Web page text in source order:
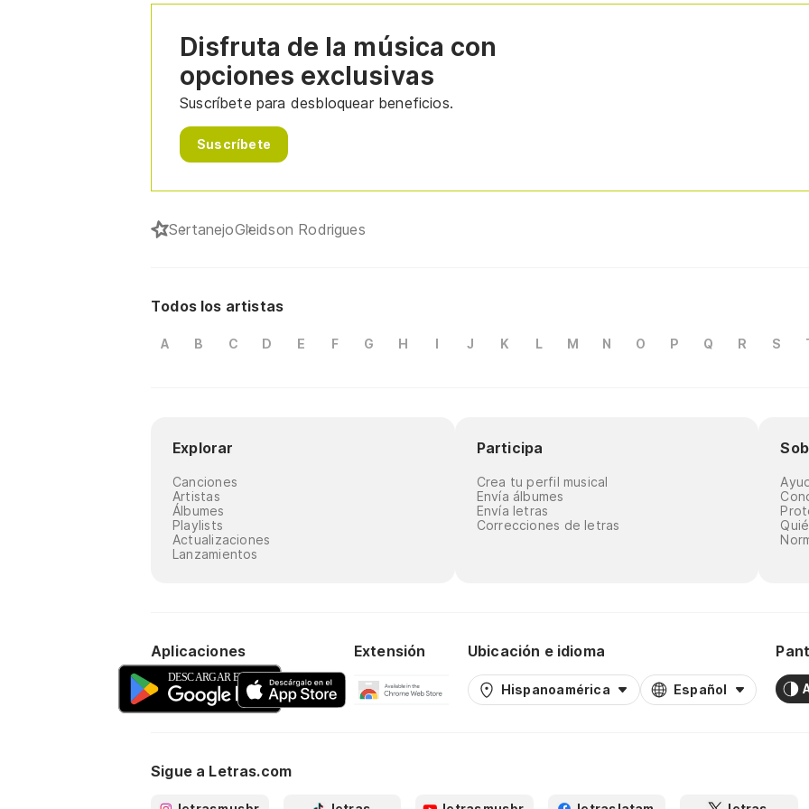
Disfruta de la música con
opciones exclusivas
Suscríbete para desbloquear beneficios.
Suscríbete
SertanejoGleidson Rodrigues
Todos los artistas
A B C D E F G H I J K L M N O P Q R S
Explorar
Canciones
Artistas
Álbumes
Playlists
Actualizaciones
Lanzamientos
Participa
Crea tu perfil musical
Envía álbumes
Envía letras
Correcciones de letras
Aplicaciones Extensión Ubicación e idioma
Hispanoamérica Español
Sigue a Letras.com